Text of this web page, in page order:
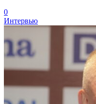
0
Интервью